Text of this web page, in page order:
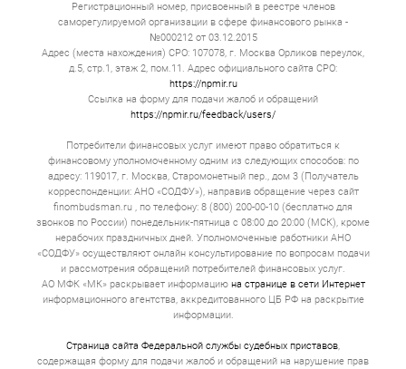
Регистрационный номер, присвоенный в реестре членов
саморегулируемой организации в сфере финансового рынка -
№000212 от 03.12.2015
Адрес (места нахождения) СРО: 107078, г. Москва Орликов переулок,
д.5, стр.1, этаж 2, пом.11. Адрес официального сайта СРО:
https://npmir.ru
Ссылка на форму для подачи жалоб и обращений
https://npmir.ru/feedback/users/
Потребители финансовых услуг имеют право обратиться к
финансовому уполномоченному одним из следующих способов: по
адресу: 119017, г. Москва, Старомонетный пер., дом 3 (Получатель
корреспонденции: АНО «СОДФУ»), направив обращение через сайт
finombudsman.ru , по телефону: 8 (800) 200-00-10 (бесплатно для
звонков по России) понедельник-пятница с 08:00 до 20:00 (МСК), кроме
нерабочих праздничных дней. Уполномоченные работники АНО
«СОДФУ» осуществляют онлайн консультирование по вопросам подачи
и рассмотрения обращений потребителей финансовых услуг.
АО МФК «МК» раскрывает информацию на странице в сети Интернет
информационного агентства, аккредитованного ЦБ РФ на раскрытие
информации.
Страница сайта Федеральной службы судебных приставов,
содержащая форму для подачи жалоб и обращений на нарушение прав